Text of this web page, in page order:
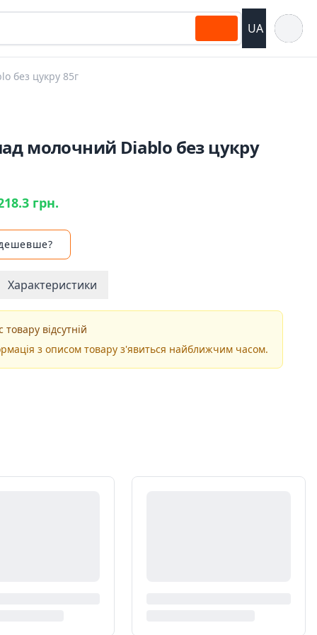
UA
без цукру 85г
молочний Diablo без цукру
грн.
Характеристики
товару відсутній
з описом товару з'явиться найближчим часом.